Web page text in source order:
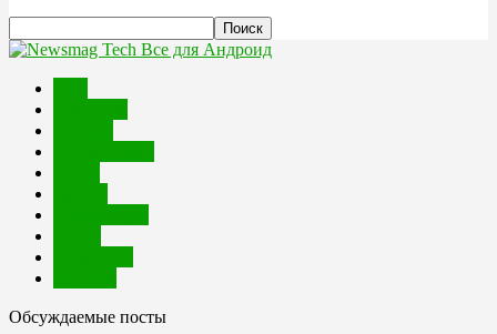
Все для Андроид
Обсуждаемые посты